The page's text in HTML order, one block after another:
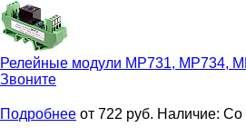
Релейные модули МР731, МР734,
Звоните
Подробнее от 722 руб. Наличие: Со